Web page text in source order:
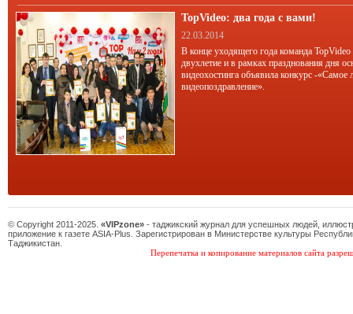
TopVideo: два года с вами!
22.03.2014
В конце уходящего года команда TopVideo
двухлетие и в рамках празднования дня
видеохостинга объявила конкурс -«Самое
видеопоздравление».
© Copyright 2011-2025. «VIPzone» - таджикский журнал для успешных людей,
приложение к газете ASIA-Plus. Зарегистрирован в Министерстве культуры
Таджикистан.
Перепечатка и копирование материалов сайта